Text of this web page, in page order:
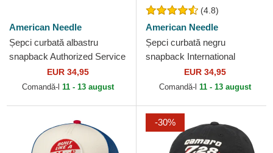
American Needle
Șepci curbată albastru
snapback Authorized Service
Valin de American Needle
EUR 34,95
Comandă-l 11 - 13 august
(4.8)
American Needle
Șepci curbată negru
snapback International
Speedway Tri Color de
American Needle
EUR 34,95
Comandă-l 11 - 13 august
-30%